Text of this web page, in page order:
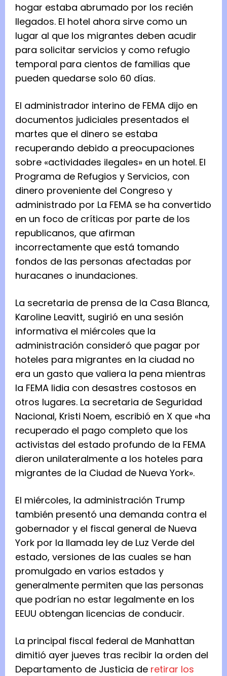
hogar estaba abrumado por los recién
llegados. El hotel ahora sirve como un
lugar al que los migrantes deben acudir
para solicitar servicios y como refugio
temporal para cientos de familias que
pueden quedarse solo 60 días.
El administrador interino de FEMA dijo en
documentos judiciales presentados el
martes que el dinero se estaba
recuperando debido a preocupaciones
sobre «actividades ilegales» en un hotel. El
Programa de Refugios y Servicios, con
dinero proveniente del Congreso y
administrado por La FEMA se ha convertido
en un foco de críticas por parte de los
republicanos, que afirman
incorrectamente que está tomando
fondos de las personas afectadas por
huracanes o inundaciones.
La secretaria de prensa de la Casa Blanca,
Karoline Leavitt, sugirió en una sesión
informativa el miércoles que la
administración consideró que pagar por
hoteles para migrantes en la ciudad no
era un gasto que valiera la pena mientras
la FEMA lidia con desastres costosos en
otros lugares. La secretaria de Seguridad
Nacional, Kristi Noem, escribió en X que «ha
recuperado el pago completo que los
activistas del estado profundo de la FEMA
dieron unilateralmente a los hoteles para
migrantes de la Ciudad de Nueva York».
El miércoles, la administración Trump
también presentó una demanda contra el
gobernador y el fiscal general de Nueva
York por la llamada ley de Luz Verde del
estado, versiones de las cuales se han
promulgado en varios estados y
generalmente permiten que las personas
que podrían no estar legalmente en los
EEUU obtengan licencias de conducir.
La principal fiscal federal de Manhattan
dimitió ayer jueves tras recibir la orden del
Departamento de Justicia de retirar los